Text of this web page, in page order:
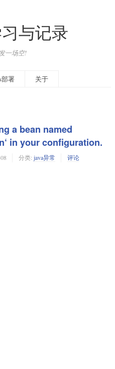
习与记录
一场空!
部署 关于
a bean named
in your configuration.
分类: java异常 评论